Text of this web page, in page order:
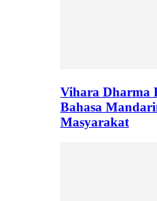
Vihara Dharma
Bahasa
Masyarakat